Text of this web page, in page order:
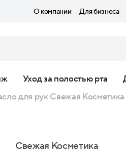
О компании Для бизнеса
Уход за полостью рта
для рук Свежая Косметика
Свежая Косметика